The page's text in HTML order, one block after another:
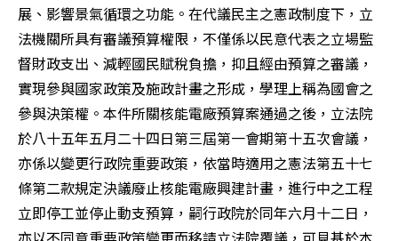
展、影響景氣循環之功能。在代議民主之憲政制度下，立
法機關所具有審議預算權限，不僅係以民意代表之立場監
督財政支出、減輕國民賦稅負擔，抑且經由預算之審議，
實現參與國家政策及施政計畫之形成，學理上稱為國會之
參與決策權。本件所關核能電廠預算案通過之後，立法院
於八十五年五月二十四日第三屆第一會期第十五次會議，
亦係以變更行政院重要政策，依當時適用之憲法第五十七
條第二款規定決議廢止核能電廠興建計畫，進行中之工程
立即停工並停止動支預算，嗣行政院於同年六月十二日，